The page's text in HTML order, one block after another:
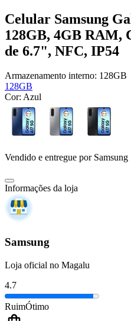
Celular Samsung
128GB, 4GB RAM,
de 6.7", NFC, IP54
Armazenamento interno: 128GB
128GB
Cor: Azul
Vendido e entregue por Samsung
Informações da loja
Samsung
Loja oficial no Magalu
4.7
RuimÓtimo